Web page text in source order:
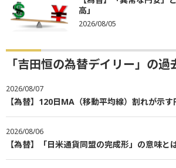
高」
2026/08/05
「吉田恒の為替デイリー」の
2026/08/07
【為替】120日MA（移動平均線）割れが示
2026/08/06
【為替】「日米通貨同盟の完成形」の意味と